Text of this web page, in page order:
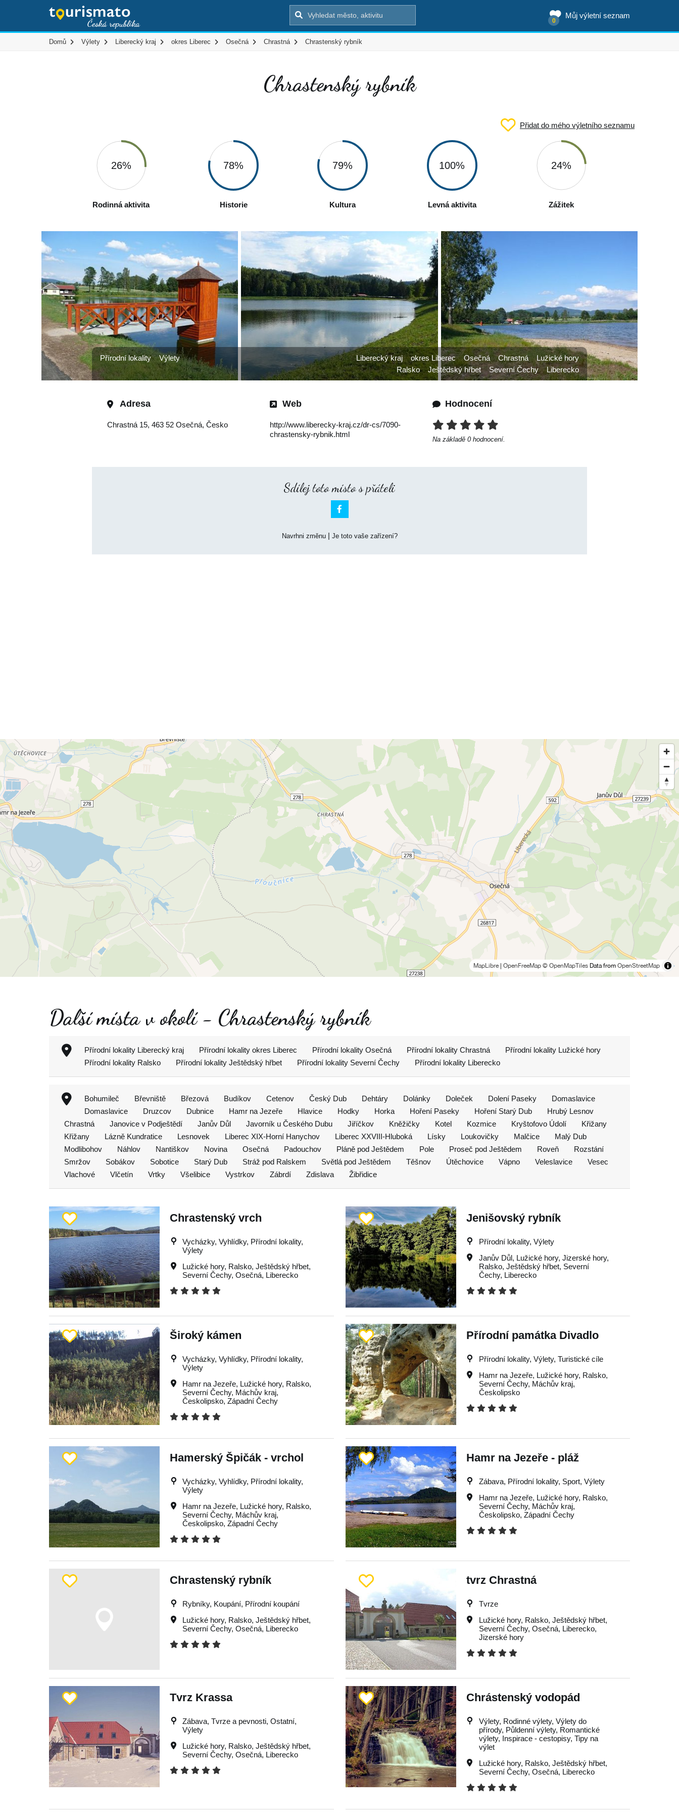
Můj výletní seznam
0
Domů Výlety Liberecký kraj okres Liberec Osečná Chrastná Chrastenský rybník
Chrastenský rybník
Přidat do mého výletního seznamu
26%
Rodinná aktivita
78%
Historie
79%
Kultura
100%
Levná aktivita
24%
Zážitek
Adresa
Chrastná 15, 463 52 Osečná, Česko
Web
http://www.liberecky-kraj.cz/dr-cs/7090-
chrastensky-rybnik.html
Hodnocení
Na základě 0 hodnocení.
Přírodní lokality Výlety Liberecký kraj okres Liberec Osečná Chrastná
Lužické hory
Ralsko
Ještědský hřbet Severní Čechy Liberecko
Sdílej toto místo s přáteli

Navrhni změnu| Je toto vaše zařízení?
MapLibre OpenFreeMap © OpenMapTiles Data from OpenStreetMap
Další místa v okolí - Chrastenský rybník
Přírodní lokality Liberecký kraj Přírodní lokality okres Liberec Přírodní lokality Osečná Přírodní lokality Chrastná
Přírodní lokality Lužické hory
Přírodní lokality Ralsko
Přírodní lokality Ještědský hřbet Přírodní lokality Severní Čechy Přírodní lokality Liberecko
Bohumileč Břevniště Březová Budíkov Cetenov Český Dub Dehtáry Dolánky Doleček Dolení Paseky
Domaslavice
Domaslavice
Druzcov Dubnice Hamr na Jezeře Hlavice Hodky Horka Hoření Paseky Hoření Starý Dub
Hrubý Lesnov
Chrastná
Janovice v Podještědí Janův Důl Javorník u Českého Dubu Jiříčkov Kněžičky Kotel Kozmice Kryštofovo Údolí
Křižany
Křižany
Lázně Kundratice Lesnovek Liberec XIX-Horní Hanychov Liberec XXVIII-Hluboká Lísky Loukovičky Malčice
Malý Dub
Modlibohov
Náhlov Nantiškov Novina Osečná Padouchov Pláně pod Ještědem Pole Proseč pod Ještědem Roveň
Rozstání
Smržov
Sobákov Sobotice Starý Dub Stráž pod Ralskem Světlá pod Ještědem Těšnov Útěchovice Vápno Veleslavice
Vesec
Vlachové
Vlčetín Vrtky Všelibice Vystrkov Zábrdí Zdislava Žibřidice
Chrastenský vrch
Vycházky, Vyhlídky, Přírodní lokality,
Výlety
Lužické hory, Ralsko,Ještědský hřbet,
Severní Čechy,Osečná, Liberecko
Jenišovský rybník
Přírodní lokality, Výlety
Janův Důl, Lužické hory, Jizerské hory,
Ralsko, Ještědský hřbet, Severní
Čechy, Liberecko
Široký kámen
Vycházky, Vyhlídky, Přírodní lokality,
Výlety
Hamr na Jezeře, Lužické hory, Ralsko,
Severní Čechy, Máchův kraj,
Českolipsko,Západní Čechy
Přírodní památka Divadlo
Přírodní lokality, Výlety, Turistické cíle
Hamr na Jezeře, Lužické hory, Ralsko,
Severní Čechy, Máchův kraj,
Českolipsko
Hamerský Špičák - vrchol
Vycházky, Vyhlídky, Přírodní lokality,
Výlety
Hamr na Jezeře, Lužické hory, Ralsko,
Severní Čechy, Máchův kraj,
Českolipsko,Západní Čechy
Hamr na Jezeře - pláž
Zábava, Přírodní lokality, Sport, Výlety
Hamr na Jezeře, Lužické hory, Ralsko,
Severní Čechy, Máchův kraj,
Českolipsko, Západní Čechy
Chrastenský rybník
Rybníky, Koupání, Přírodní koupání
Lužické hory, Ralsko,Ještědský hřbet,
Severní Čechy,Osečná, Liberecko
tvrz Chrastná
Tvrze
Lužické hory, Ralsko, Ještědský hřbet,
Severní Čechy, Osečná, Liberecko,
Jizerské hory
Tvrz Krassa
Zábava, Tvrze a pevnosti, Ostatní,
Výlety
Lužické hory, Ralsko,Ještědský hřbet,
Severní Čechy,Osečná, Liberecko
Chrástenský vodopád
Výlety, Rodinné výlety, Výlety do
přírody, Půldenní výlety, Romantické
výlety, Inspirace - cestopisy, Tipy na
výlet
Lužické hory, Ralsko, Ještědský hřbet,
Severní Čechy, Osečná, Liberecko